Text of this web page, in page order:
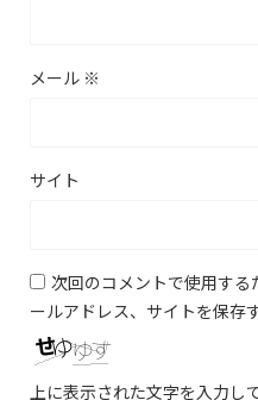
メール ※
サイト
次回のコメントで使用す
ールアドレス、サイトを保存す
上に表示された文字を入力し